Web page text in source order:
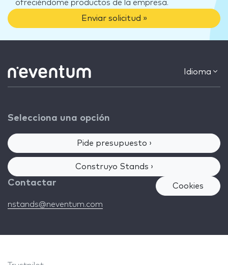
ofreciéndome productos de la empresa.
Enviar solicitud »
Idioma
Selecciona una opción
Pide presupuesto ›
Construyo Stands ›
Contactar
nstands@neventum.com
Cookies